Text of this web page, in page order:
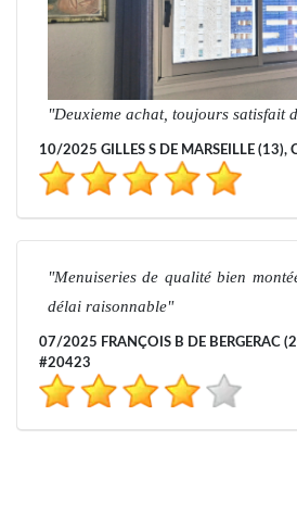
Deuxieme achat, toujours satisfait
10/2025 GILLES S DE MARSEILLE
Menuiseries de qualité bien
délai raisonnable
07/2025 FRANÇOIS B DE BERGERAC
#20423